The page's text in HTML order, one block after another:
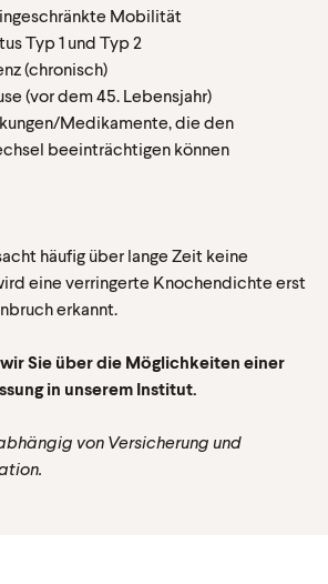
Mobilität
Typ 1 und Typ 2
(chronisch)
(vor dem 45. Lebensjahr)
Medikamente, die den
beeinträchtigen können
häufig über lange Zeit keine
eine verringerte Knochendichte erst
erkannt.
Sie über die Möglichkeiten einer
in unserem Institut.
von Versicherung und